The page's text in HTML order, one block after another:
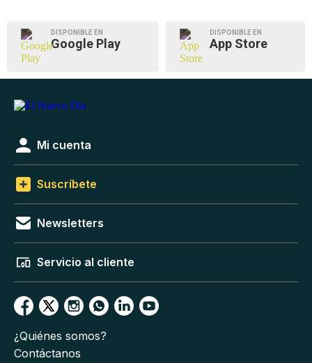
DISPONIBLE EN
Google Play
DISPONIBLE EN
App Store
Mi cuenta
Suscríbete
Newsletters
Servicio al cliente
¿Quiénes somos?
Contáctanos